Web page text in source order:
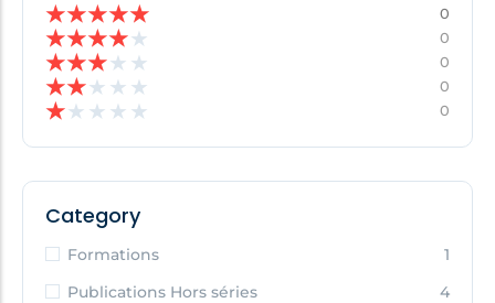
★★★★★ 0
★★★★★ 0
★★★★ ★ 0
★★★ ★ ★ 0
★★ ★ ★ ★ 0
Category
Formations
1
Publications Hors séries
4